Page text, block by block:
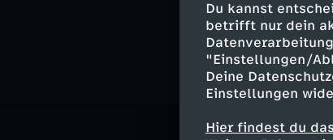
Du kannst
betrifft nur dein
"Einstellungen/
Deine
Einstellungen
Hier findest du
Politik